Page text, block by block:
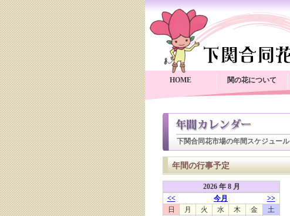
HOME 関の花について
下関合同花市場の年間スケジュール
年間の行事予定
2026 年 8 月
<<
今月
>>
日
月 火 水 木 金
土